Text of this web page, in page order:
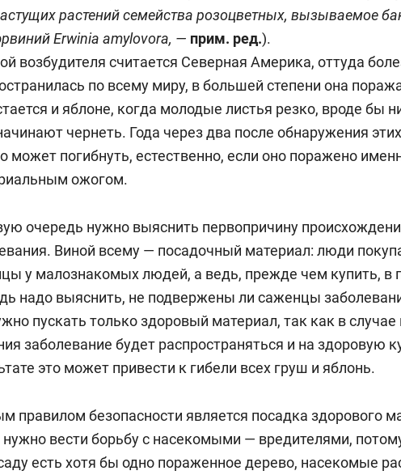
растений семейства розоцветных, вызываемое
Erwinia amylovora, — прим. ред.).
возбудителя считается Северная Америка, оттуда
по всему миру, в большей степени она
и яблоне, когда молодые листья резко, вроде бы
чернеть. Года через два после обнаружения
может погибнуть, естественно, если оно поражено
ожогом.
очередь нужно выяснить первопричину
Виной всему — посадочный материал: люди
у малознакомых людей, а ведь, прежде чем купить, в
надо выяснить, не подвержены ли саженцы
пускать только здоровый материал, так как в
заболевание будет распространяться и на здоровую
это может привести к гибели всех груш и яблонь.
правилом безопасности является посадка здорового
вести борьбу с насекомыми — вредителями,
есть хотя бы одно пораженное дерево, насекомые